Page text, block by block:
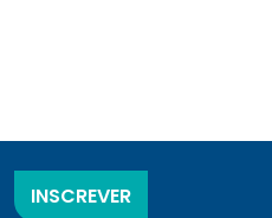
INSCREVER